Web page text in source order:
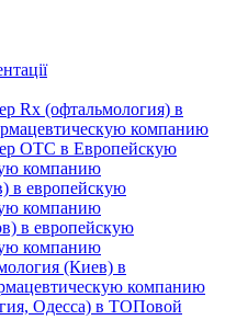
Rx (офтальмология) в
компанию
ОТС в Европейскую
компанию
европейскую
компанию
в европейскую
компанию
(Киев) в
компанию
Одесса) в ТОПовой